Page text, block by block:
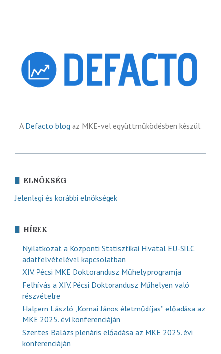
A Defacto blog az MKE-vel együttműködésben készül.
ELNÖKSÉG
Jelenlegi és korábbi elnökségek
HÍREK
Nyilatkozat a Központi Statisztikai Hivatal EU-SILC
adatfelvételével kapcsolatban
XIV. Pécsi MKE Doktorandusz Műhely programja
Felhívás a XIV. Pécsi Doktorandusz Műhelyen való
részvételre
Halpern László „Kornai János életműdíjas” előadása az
MKE 2025. évi konferenciáján
Szentes Balázs plenáris előadása az MKE 2025. évi
konferenciáján